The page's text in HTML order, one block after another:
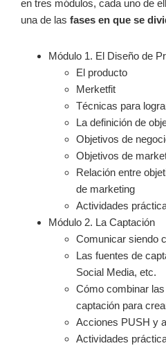
en tres módulos, cada uno de
una de las fases en que se
Módulo 1. El Diseño de
El producto
Merketfit
Técnicas para
La definición de
Objetivos de
Objetivos de
Relación entre
de marketing
Actividades
Módulo 2. La Captación
Comunicar siendo
Las fuentes de
Social Media, etc.
Cómo combinar
captación para
Acciones PUSH y
Actividades